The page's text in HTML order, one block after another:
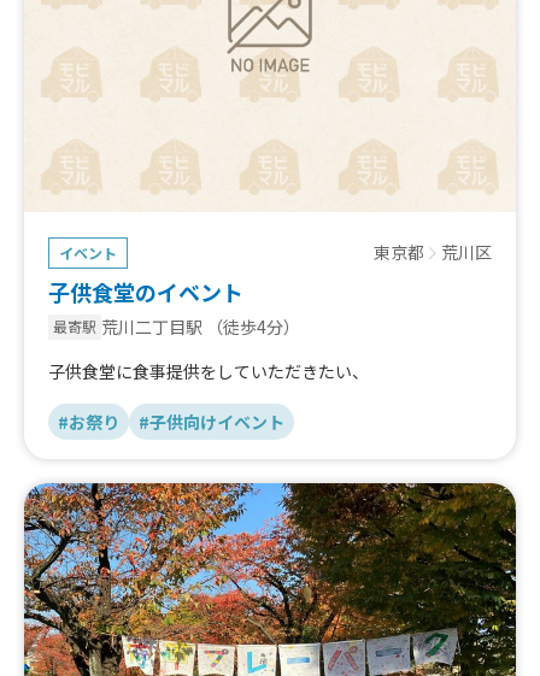
イベント 東京都 荒川区
子供食堂のイベント
最寄駅 荒川二丁目駅
（徒歩4分）
子供食堂に食事提供をしていただきたい、
#お祭り #子供向けイベント